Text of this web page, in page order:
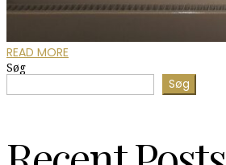
READ MORE
Søg
Søg